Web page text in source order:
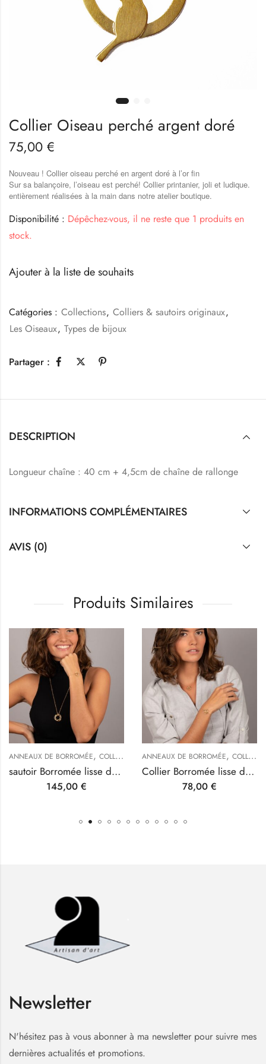
Collier Oiseau perché argent doré
75,00 €
Nouveau ! Collier oiseau perché en argent doré à l’or fin
Sur sa balançoire, l’oiseau est perché! Collier printanier, joli et ludique.
entièrement réalisées à la main dans notre atelier boutique.
Disponibilité : Dépêchez-vous, il ne reste que 1 produits en
stock.
Ajouter à la liste de souhaits
Catégories : Collections, Colliers & sautoirs originaux,
Les Oiseaux, Types de bijoux
Partager :
DESCRIPTION
Longueur chaîne : 40 cm + 4,5cm de chaîne de rallonge
INFORMATIONS COMPLÉMENTAIRES
AVIS (0)
Produits Similaires
BIJOUX
,COLLIERS & SAUTOIRS ORIGINAUX
ANNEAUX DE BORROMÉE, COLLECTIONS ,COLLIERS & SAUTOIRS ORIGINAUX
sautoir Borromée lisse doré
145,00 €
ANNEAUX DE BORROMÉE, COLLECTIONS
Collier Borromée lisse doré, petit modèle
78,00 €
Newsletter
N'hésitez pas à vous abonner à ma newsletter pour suivre mes
dernières actualités et promotions.